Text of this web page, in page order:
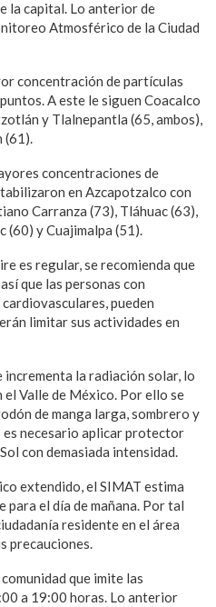
la capital. Lo anterior de
Atmosférico de la Ciudad
concentración de partículas
A este le siguen Coacalco
y Tlalnepantla (65, ambos),
(61).
concentraciones de
en Azcapotzalco con
Carranza (73), Tláhuac (63),
(60) y Cuajimalpa (51).
es regular, se recomienda que
que las personas con
pueden
limitar sus actividades en
la radiación solar, lo
Valle de México. Por ello se
de manga larga, sombrero y
es necesario aplicar protector
con demasiada intensidad.
extendido, el SIMAT estima
para el día de mañana. Por tal
residente en el área
precauciones.
que imite las
a 19:00 horas. Lo anterior